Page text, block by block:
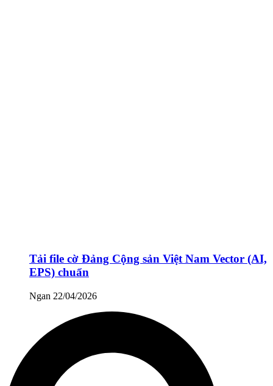
Tải file cờ Đảng Cộng sản Việt Nam Vector (AI,
EPS) chuẩn
Ngan 22/04/2026